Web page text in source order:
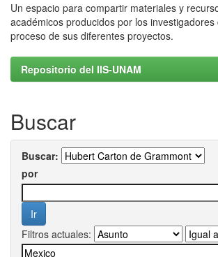
Un espacio para compartir materiales y
académicos producidos por los investigadores
proceso de sus diferentes proyectos.
Repositorio del IIS-UNAM
Buscar
Buscar:
por
Filtros actuales: